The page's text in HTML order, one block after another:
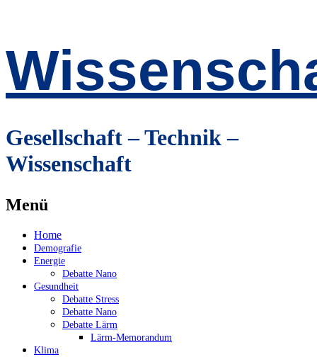
Gesellschaft – Technik –
Wissenschaft
Menü
Zum
Inhalt
springen
Home
Demografie
Energie
Debatte Nano
Gesundheit
Debatte Stress
Debatte Nano
Debatte Lärm
Lärm-Memorandum
Klima